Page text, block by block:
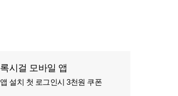
록시걸 모바일 앱
앱 설치 첫 로그인시 3천원 쿠폰